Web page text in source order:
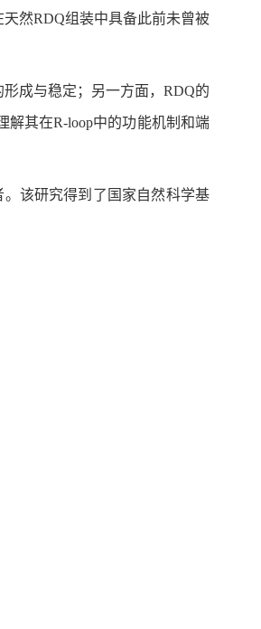
然RDQ组装中具备此前未曾被
成与稳定；另一方面，RDQ的
其在R-loop中的功能机制和端
该研究得到了国家自然科学基